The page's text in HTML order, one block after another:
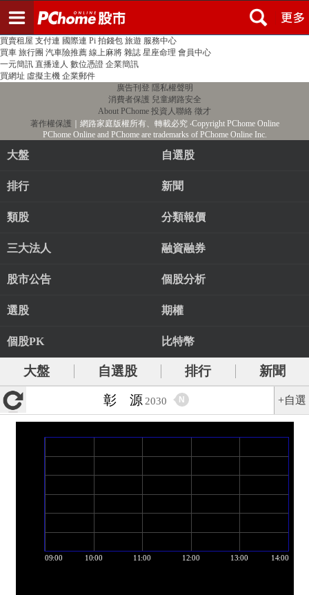
PChome首頁 線上購物 24h購物 書店
買賣租屋 支付連 國際連 Pi 拍錢包 旅遊 服務中心
買車 旅行團 汽車險推薦 線上麻將 雜誌 星座命理 會員中心
一元簡訊 直播達人 數位憑證 企業簡訊
買網址 虛擬主機 企業郵件
廣告刊登 隱私權聲明
消費者保護 兒童網路安全
About PChome 投資人聯絡 徵才
著作權保護 ｜網路家庭版權所有、轉載必究‧Copyright PChome Online
PChome Online and PChome are trademarks of PChome Online Inc.
大盤 自選股
排行 新聞
類股 分類報價
三大法人 融資融券
股市公告 個股分析
選股 期權
個股PK 比特幣
大盤 自選股 排行
新聞
彰 源 2030 N +自選